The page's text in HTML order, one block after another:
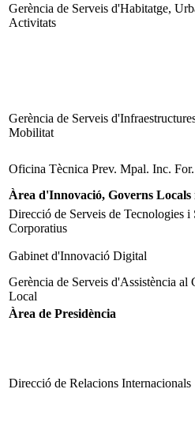
Gerència de Serveis d'Habitatge,
Activitats
Gerència de Serveis
Mobilitat
Oficina Tècnica Prev. Mpal. Inc.
Àrea d'Innovació, Governs
Direcció de Serveis de Tecnologies i
Corporatius
Gabinet d'Innovació Digital
Gerència de Serveis d'Assistència al
Local
Àrea de Presidència
Direcció de Relacions Internacionals